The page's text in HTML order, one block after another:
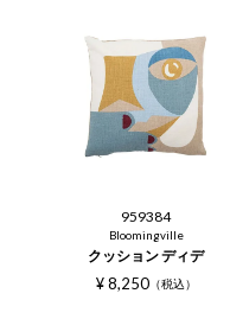
959384
Bloomingville
クッション ディデ
¥ 8,250 税込